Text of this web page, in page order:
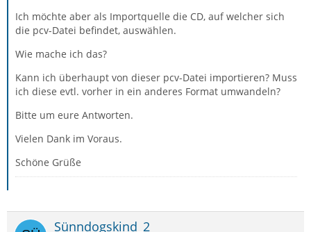
Ich möchte aber als Importquelle die CD, auf welcher sich
die pcv-Datei befindet, auswählen.
Wie mache ich das?
Kann ich überhaupt von dieser pcv-Datei importieren? Muss
ich diese evtl. vorher in ein anderes Format umwandeln?
Bitte um eure Antworten.
Vielen Dank im Voraus.
Schöne Grüße
Sünndogskind_2